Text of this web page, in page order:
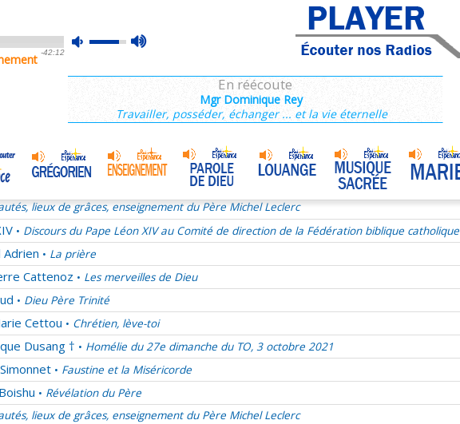
mute
max
-42:12
En réécoute
Mgr Dominique Rey
Travailler, posséder, échanger ... et la vie éternelle
• Homélie du 22 juillet 2023
Philippe
La providence 11/12 : A l'école pratique de la Providence
• Homélie du 1er juillet 2011
Le chemin de Foi est-il un chemin de bonheur ?
lieux de grâces, enseignement du Père Michel Leclerc
• Discours du Pape Léon XIV au Comité de direction de la Fédération biblique catholique
Adrien • La prière
Cattenoz • Les merveilles de Dieu
• Dieu Père Trinité
Cettou • Chrétien, lève-toi
Dusang † • Homélie du 27e dimanche du TO, 3 octobre 2021
• Faustine et la Miséricorde
• Révélation du Père
lieux de grâces, enseignement du Père Michel Leclerc